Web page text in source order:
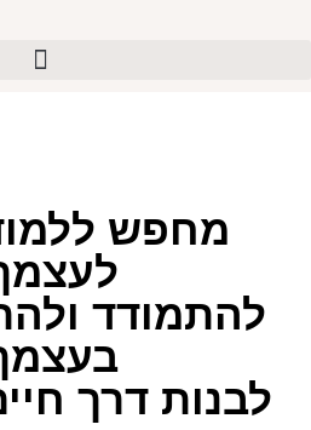
מחפש
להתמודד
לבנות דרך